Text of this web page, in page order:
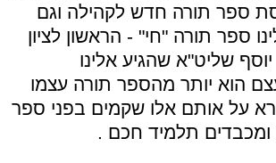
ספר תורה חדש לקהילה וגם
ספר תורה "חי" - הראשון לציון
יוסף שליט"א שהגיע אלינו
הוא יותר מהספר תורה עצמו
על אותם אלו שקמים בפני ספר
ומכבדים תלמיד חכם .